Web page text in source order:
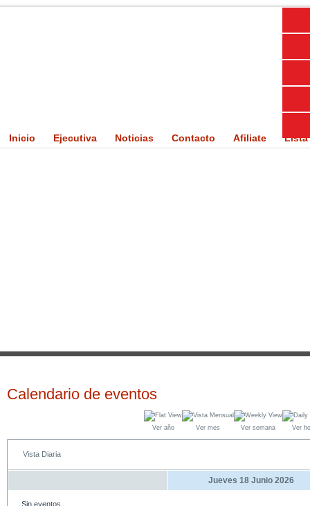
Inicio Ejecutiva Noticias Contacto Afiliate Lista
Calendario de eventos
Ver año Ver mes Ver semana Ver
Vista Diaria
Jueves 18 Junio 2026
Sin eventos